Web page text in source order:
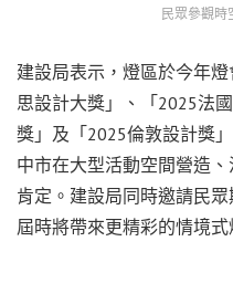
民眾參觀時
建設局表示，燈區於今年
思設計大獎」、「2025法
獎」及「2025倫敦設計獎
中市在大型活動空間營造
肯定。建設局同時邀請民
屆時將帶來更精彩的情境